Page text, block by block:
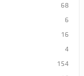
68
6
16
4
154